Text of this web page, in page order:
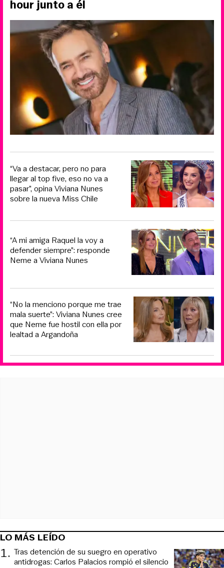
hour junto a él
“Va a destacar, pero no para
llegar al top five, eso no va a
pasar”, opina Viviana Nunes
sobre la nueva Miss Chile
“A mi amiga Raquel la voy a
defender siempre”: responde
Neme a Viviana Nunes
“No la menciono porque me trae
mala suerte”: Viviana Nunes cree
que Neme fue hostil con ella por
lealtad a Argandoña
LO MÁS LEÍDO
1. Tras detención de su suegro en operativo
antidrogas: Carlos Palacios rompió el silencio